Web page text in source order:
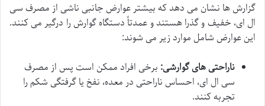
گزارش ها نشان می دهد که بیشتر عوارض جانبی ناشی از مصرف سی
ال ای، خفیف و گذرا هستند و عمدتاً دستگاه گوارش را درگیر می کنند.
این عوارض شامل موارد زیر می شوند:
ناراحتی های گوارشی: برخی افراد ممکن است پس از مصرف
سی ال ای، احساس ناراحتی در معده، نفخ یا گرفتگی شکم را
تجربه کنند.